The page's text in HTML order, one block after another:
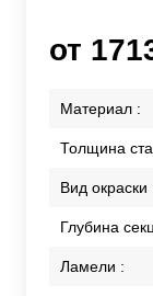
от
Материал :
Толщина
Вид окраски
Глубина
Ламели :